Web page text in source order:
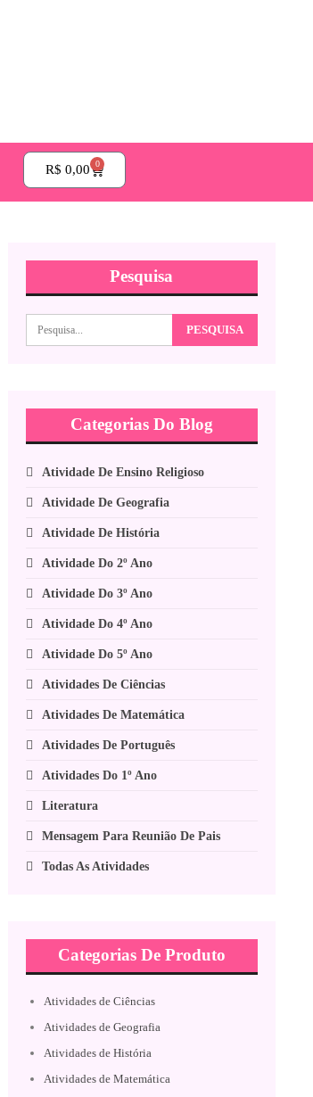
R$ 0,00 0
Pesquisa
Categorias Do Blog
Atividade De Ensino Religioso
Atividade De Geografia
Atividade De História
Atividade Do 2º Ano
Atividade Do 3º Ano
Atividade Do 4º Ano
Atividade Do 5º Ano
Atividades De Ciências
Atividades De Matemática
Atividades De Português
Atividades Do 1º Ano
Literatura
Mensagem Para Reunião De Pais
Todas As Atividades
Categorias De Produto
Atividades de Ciências
Atividades de Geografia
Atividades de História
Atividades de Matemática